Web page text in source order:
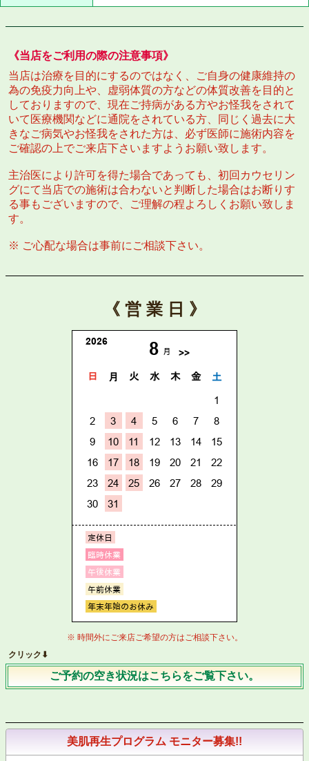
《当店をご利用の際の注意事項》
当店は治療を目的にするのではなく、ご自身の健康維持の
為の免疫力向上や、虚弱体質の方などの体質改善を目的と
しておりますので、現在ご持病がある方やお怪我をされて
いて医療機関などに通院をされている方、同じく過去に大
きなご病気やお怪我をされた方は、必ず医師に施術内容を
ご確認の上でご来店下さいますようお願い致します。
主治医により許可を得た場合であっても、初回カウセリン
グにて当店での施術は合わないと判断した場合はお断りす
る事もございますので、ご理解の程よろしくお願い致しま
す。
※ ご心配な場合は事前にご相談下さい。
《 営 業 日 》
※ 時間外にご来店ご希望の方はご相談下さい。
クリック⬇︎
ご予約の空き状況はこちらをご覧下さい。
美肌再生プログラム モニター募集!!